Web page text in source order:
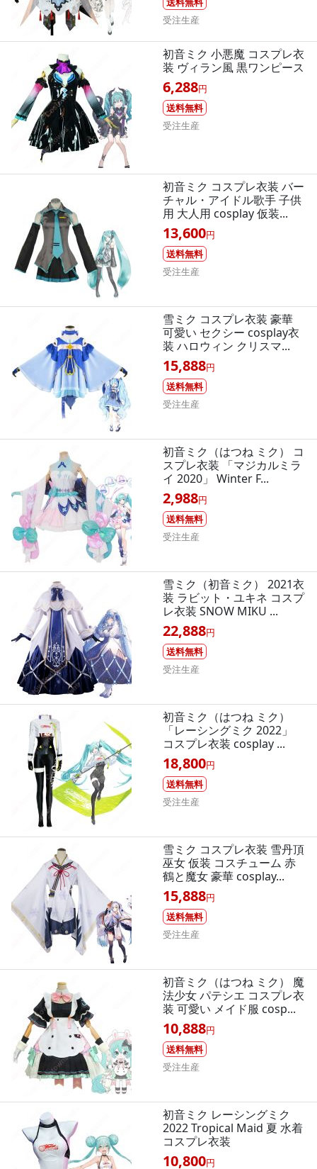
受注生産
初音ミク 小悪魔 コスプレ衣
装 ヴィラン風 黒ワンピース
6,288円
送料無料
受注生産
初音ミク コスプレ衣装 バー
チャル・アイドル歌手 子供
用 大人用 cosplay 仮装...
13,600円
送料無料
受注生産
雪ミク コスプレ衣装 豪華
可愛い セクシー cosplay衣
装 ハロウィン クリスマ...
15,888円
送料無料
受注生産
初音ミク（はつね ミク） コ
スプレ衣装 「マジカルミラ
イ 2020」 Winter F...
2,988円
送料無料
受注生産
雪ミク（初音ミク） 2021衣
装 ラビット・ユキネ コスプ
レ衣装 SNOW MIKU ...
22,888円
送料無料
受注生産
初音ミク（はつね ミク）
「レーシングミク 2022」
コスプレ衣装 cosplay ...
18,800円
送料無料
受注生産
雪ミク コスプレ衣装 雪丹頂
巫女 仮装 コスチューム 赤
鶴と魔女 豪華 cosplay...
15,888円
送料無料
受注生産
初音ミク（はつね ミク） 魔
法少女 パテシエ コスプレ衣
装 可愛い メイド服 cosp...
10,888円
送料無料
受注生産
初音ミク レーシングミク
2022 Tropical Maid 夏 水着
コスプレ衣装
10,800円